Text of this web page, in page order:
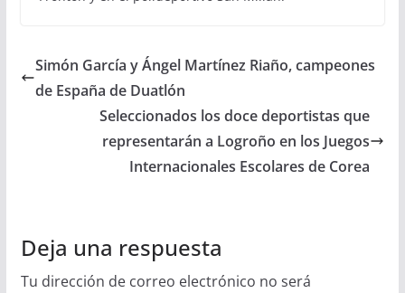
Simón García y Ángel Martínez Riaño, campeones
de España de Duatlón
Seleccionados los doce deportistas que
representarán a Logroño en los Juegos
Internacionales Escolares de Corea
Deja una respuesta
Tu dirección de correo electrónico no será